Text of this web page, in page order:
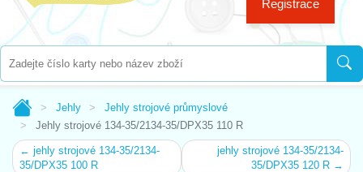
Registrace
Jehly
Jehly strojové průmyslové
Jehly strojové 134-35/2134-35/DPX35 110 R
← jehly strojové 134-35/2134-
35/DPX35 100 R
jehly strojové 134-35/2134-
35/DPX35 120 R →